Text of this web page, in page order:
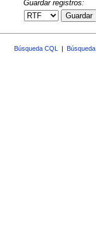
Guardar registros:
Guardar
Búsqueda CQL